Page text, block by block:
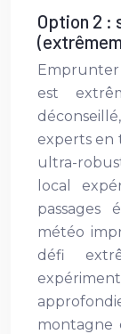
Option 2 :
Emprunter
est
experts en
ultra-
local
passages
météo
défi
montagne